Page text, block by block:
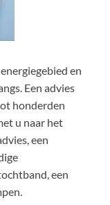
en
Een advies
honderden
u naar het
een
een